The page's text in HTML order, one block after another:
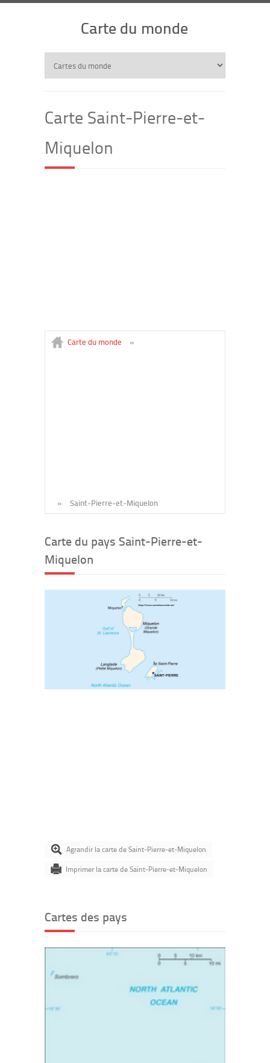
Carte du monde
Carte Saint-Pierre-et-
Miquelon
Carte du monde »
» Saint-Pierre-et-Miquelon
Carte du pays Saint-Pierre-et-
Miquelon
Agrandir la carte de Saint-Pierre-et-Miquelon
Imprimer la carte de Saint-Pierre-et-Miquelon
Cartes des pays